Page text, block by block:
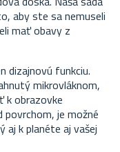
aby ste sa nemuseli
mať obavy z
dizajnovú funkciu.
mikrovláknom,
k obrazovke
je možné
aj k planéte aj vašej